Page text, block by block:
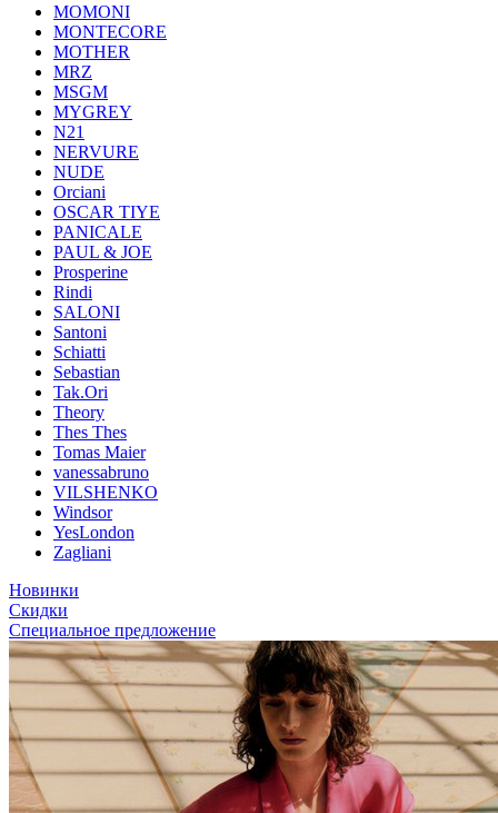
MOMONI
MONTECORE
MOTHER
MRZ
MSGM
MYGREY
N21
NERVURE
NUDE
Orciani
OSCAR TIYE
PANICALE
PAUL & JOE
Prosperine
Rindi
SALONI
Santoni
Schiatti
Sebastian
Tak.Ori
Theory
Thes Thes
Tomas Maier
vanessabruno
VILSHENKO
Windsor
YesLondon
Zagliani
Новинки
Скидки
Специальное предложение